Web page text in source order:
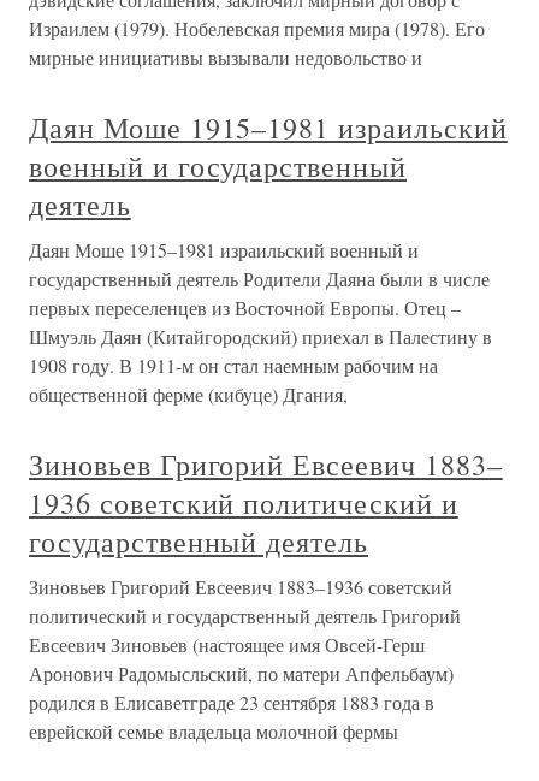
Израилем (1979). Нобелевская премия мира (1978). Его
мирные инициативы вызывали недовольство и
Даян Моше 1915–1981 израильский
военный и государственный
деятель
Даян Моше 1915–1981 израильский военный и
государственный деятель Родители Даяна были в числе
первых переселенцев из Восточной Европы. Отец –
Шмуэль Даян (Китайгородский) приехал в Палестину в
1908 году. В 1911-м он стал наемным рабочим на
общественной ферме (кибуце) Дгания,
Зиновьев Григорий Евсеевич 1883–
1936 советский политический и
государственный деятель
Зиновьев Григорий Евсеевич 1883–1936 советский
политический и государственный деятель Григорий
Евсеевич Зиновьев (настоящее имя Овсей-Герш
Аронович Радомысльский, по матери Апфельбаум)
родился в Елисаветграде 23 сентября 1883 года в
еврейской семье владельца молочной фермы